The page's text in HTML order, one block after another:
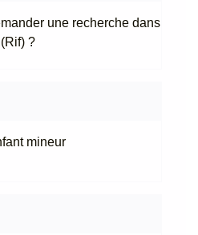
une recherche dans
?
mineur